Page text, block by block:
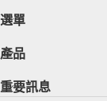
選單
產品
重要訊息